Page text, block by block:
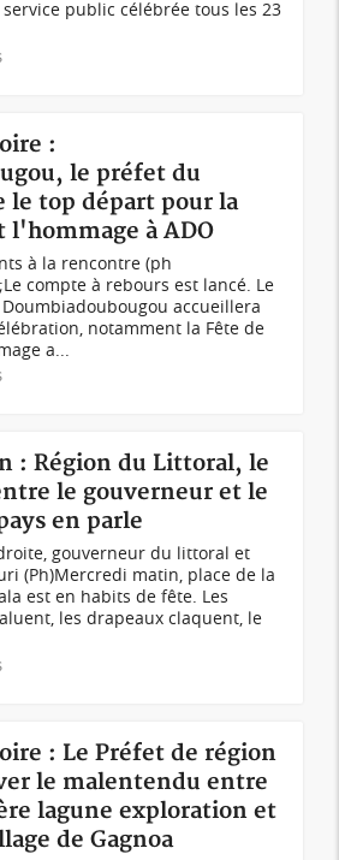
public célébrée tous les 23
:
le préfet du
le top départ pour la
l'hommage à ADO
à la rencontre (ph
compte à rebours est lancé. Le
accueillera
notamment la Fête de
a...
: Région du Littoral, le
le gouverneur et le
en parle
gouverneur du littoral et
(Ph)Mercredi matin, place de la
est en habits de fête. Les
les drapeaux claquent, le
: Le Préfet de région
le malentendu entre
lagune exploration et
de Gagnoa